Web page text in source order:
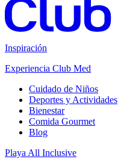
Inspiración
Experiencia Club Med
Cuidado de Niños
Deportes y Actividades
Bienestar
Comida Gourmet
Blog
Playa All Inclusive